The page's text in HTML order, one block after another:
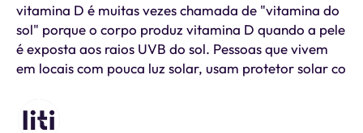
vitamina D é muitas vezes chamada de "vitamina do
sol" porque o corpo produz vitamina D quando a pele
é exposta aos raios UVB do sol. Pessoas que vivem
em locais com pouca luz solar, usam protetor solar co